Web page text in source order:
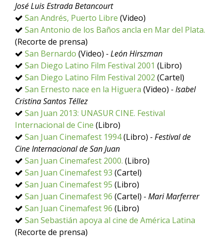
José Luis Estrada Betancourt
San Andrés, Puerto Libre (Video)
San Antonio de los Baños ancla en Mar del Plata.
(Recorte de prensa)
San Bernardo (Video) - León Hirszman
San Diego Latino Film Festival 2001 (Libro)
San Diego Latino Film Festival 2002 (Cartel)
San Ernesto nace en la Higuera (Video) - Isabel
Cristina Santos Téllez
San Juan 2013: UNASUR CINE. Festival
Internacional de Cine (Libro)
San Juan Cinemafest 1994(Libro) - Festival de
Cine Internacional de San Juan
San Juan Cinemafest 2000. (Libro)
San Juan Cinemafest 93 (Cartel)
San Juan Cinemafest 95 (Libro)
San Juan Cinemafest 96 (Cartel) - Mari Marferrer
San Juan Cinemafest 96 (Libro)
San Sebastián apoya al cine de América Latina
(Recorte de prensa)